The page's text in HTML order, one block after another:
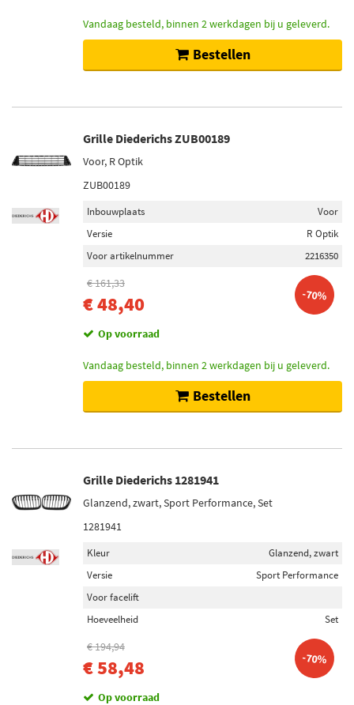
Vandaag besteld, binnen 2 werkdagen bij u geleverd.
Bestellen
Grille Diederichs ZUB00189
Voor, R Optik
ZUB00189
Inbouwplaats
Voor
Versie
R Optik
Voor artikelnummer
2216350
€ 161,33
€ 48,40 -70%
Op voorraad
Vandaag besteld, binnen 2 werkdagen bij u geleverd.
Bestellen
Grille Diederichs 1281941
Glanzend, zwart, Sport Performance, Set
1281941
Kleur
Glanzend, zwart
Versie
Sport Performance
Voor facelift
Hoeveelheid
Set
€ 194,94
€ 58,48 -70%
Op voorraad